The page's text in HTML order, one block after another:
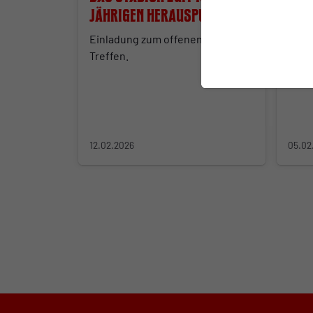
Jährigen herausputzen
Einladung zum offenen Fanrat-
Treffen.
12.02.2026